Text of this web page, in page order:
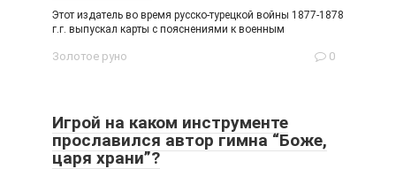
Этот издатель во время русско-турецкой войны 1877-1878
г.г. выпускал карты с пояснениями к военным
Золотое руно 0
Игрой на каком инструменте
прославился автор гимна “Боже,
царя храни”?